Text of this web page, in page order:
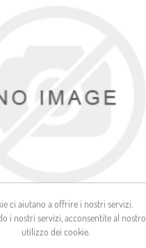
ci aiutano a offrire i nostri servizi.
i nostri servizi, acconsentite al nostro
utilizzo dei cookie.